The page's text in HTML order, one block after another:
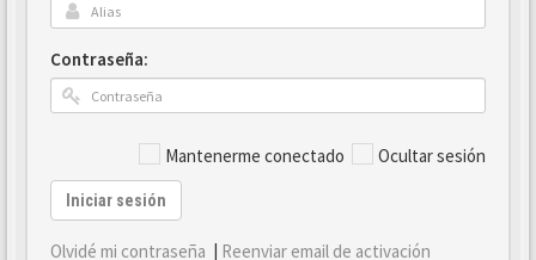
Contraseña:
Mantenerme conectado Ocultar sesión
Iniciar sesión
Olvidé mi contraseña | Reenviar email de activación